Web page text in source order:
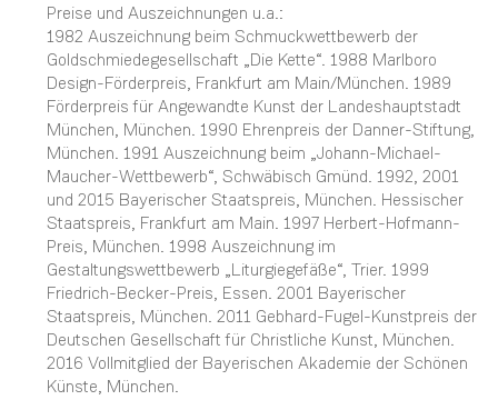
Preise und Auszeichnungen u.a.:
1982 Auszeichnung beim Schmuckwettbewerb der
Goldschmiedegesellschaft „Die Kette“. 1988 Marlboro
Design-Förderpreis, Frankfurt am Main/München. 1989
Förderpreis für Angewandte Kunst der Landeshauptstadt
München, München. 1990 Ehrenpreis der Danner-Stiftung,
München. 1991 Auszeichnung beim „Johann-Michael-
Maucher-Wettbewerb“, Schwäbisch Gmünd. 1992, 2001
und 2015 Bayerischer Staatspreis, München. Hessischer
Staatspreis, Frankfurt am Main. 1997 Herbert-Hofmann-
Preis, München. 1998 Auszeichnung im
Gestaltungswettbewerb „Liturgiegefäße“, Trier. 1999
Friedrich-Becker-Preis, Essen. 2001 Bayerischer
Staatspreis, München. 2011 Gebhard-Fugel-Kunstpreis der
Deutschen Gesellschaft für Christliche Kunst, München.
2016 Vollmitglied der Bayerischen Akademie der Schönen
Künste, München.